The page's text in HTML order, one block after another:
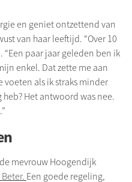
en geniet ontzettend van
van haar leeftijd. “Over 10
“Een paar jaar geleden ben ik
enkel. Dat zette me aan
voeten als ik straks minder
Het antwoord was nee.
mevrouw Hoogendijk
Een goede regeling,